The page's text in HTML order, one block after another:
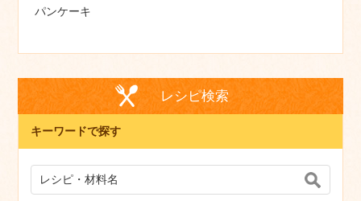
パンケーキ
レシピ検索
キーワードで探す